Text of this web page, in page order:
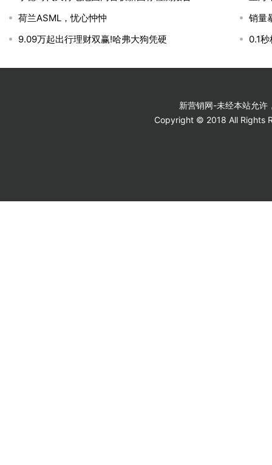
荷兰ASML，忧心忡忡
销量
9.09万起出行理财双赢!哈弗大狗凭硬
0.1
新营销网-未经本站允许
Copyright © 2018 All Rights